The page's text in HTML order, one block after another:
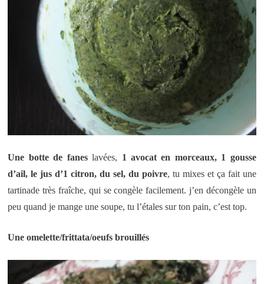
Une botte de faneslavées, 1 avocat en morceaux, 1 gousse
d’ail, le jus d’1 citron, du sel, du poivre, tu mixes et ça fait une
tartinade très fraîche, qui se congèle facilement. j’en décongèle un
peu quand je mange une soupe, tu l’étales sur ton pain, c’est top.
Une omelette/frittata/oeufs brouillés